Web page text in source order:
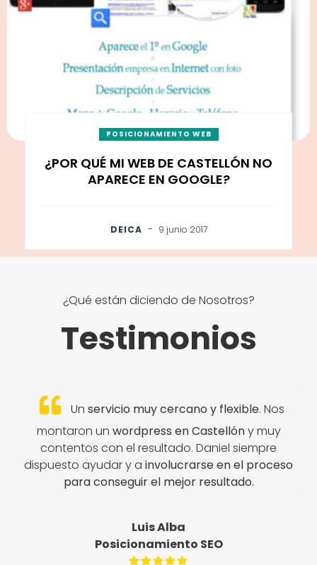
POSICIONAMIENTO WEB
¿POR QUÉ MI WEB DE CASTELLÓN NO
APARECE EN GOOGLE?
DEICA - 9 junio 2017
¿Qué están diciendo de Nosotros?
Testimonios
Un servicio muy cercano y flexible. Nos
montaron un wordpress en Castellóny muy
contentos con el resultado. Daniel siempre
dispuesto ayudar y a involucrarse en el proceso
para conseguir el mejor resultado.
Luis Alba
Posicionamiento SEO